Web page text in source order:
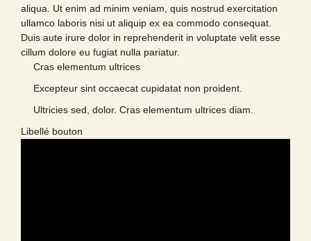
aliqua. Ut enim ad minim veniam, quis nostrud exercitation
ullamco laboris nisi ut aliquip ex ea commodo consequat.
Duis aute irure dolor in reprehenderit in voluptate velit esse
cillum dolore eu fugiat nulla pariatur.
Cras elementum ultrices
Excepteur sint occaecat cupidatat non proident.
Ultricies sed, dolor. Cras elementum ultrices diam.
Libellé bouton